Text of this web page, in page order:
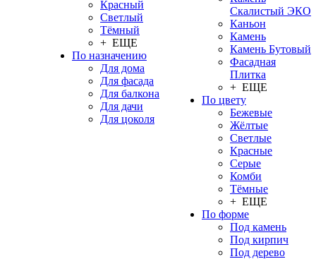
Красный
Светлый
Тёмный
+ ЕЩЕ
По назначению
Для дома
Для фасада
Для балкона
Для дачи
Для цоколя
Скалистый ЭКО
Каньон
Камень
Камень Бутовый
Фасадная
Плитка
+ ЕЩЕ
По цвету
Бежевые
Жёлтые
Светлые
Красные
Серые
Комби
Тёмные
+ ЕЩЕ
По форме
Под камень
Под кирпич
Под дерево